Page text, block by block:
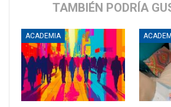
TAMBIÉN PODRÍA
ACADEMIA